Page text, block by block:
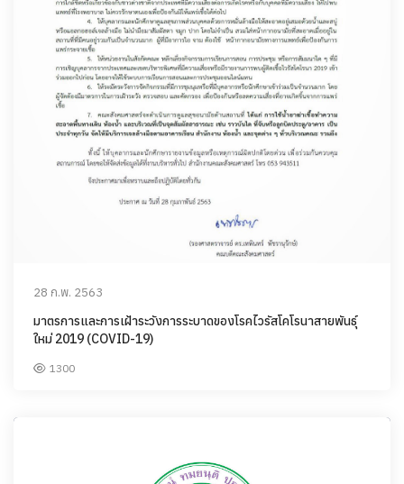
28 ก.พ. 2563
มาตรการและการเฝ้าระวังการระบาดของโรคไวรัสโคโรนาสายพันธุ์
ใหม่ 2019 (COVID-19)
1300